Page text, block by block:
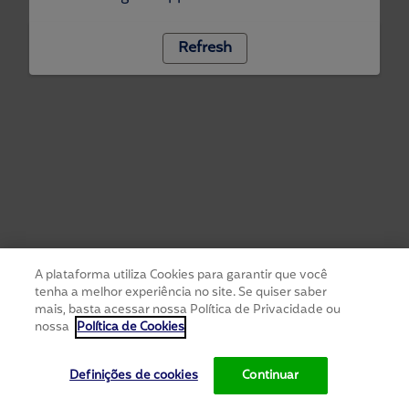
Refresh
A plataforma utiliza Cookies para garantir que você
tenha a melhor experiência no site. Se quiser saber
mais, basta acessar nossa Política de Privacidade ou
nossa Política de Cookies
Definições de cookies Continuar